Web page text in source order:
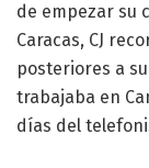
de empezar su
Caracas, CJ
posteriores a
trabajaba en
días del